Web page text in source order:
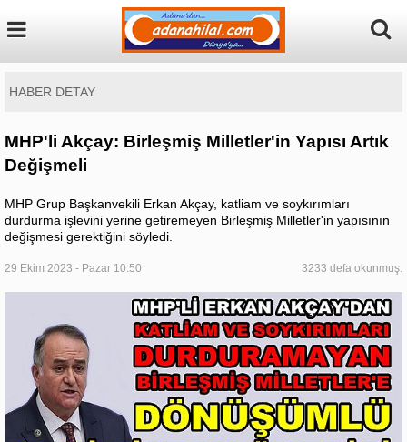
HABER DETAY
MHP'li Akçay: Birleşmiş Milletler'in Yapısı Artık
Değişmeli
MHP Grup Başkanvekili Erkan Akçay, katliam ve soykırımları
durdurma işlevini yerine getiremeyen Birleşmiş Milletler'in yapısının
değişmesi gerektiğini söyledi.
29 Ekim 2023 - Pazar 10:50 3233 defa okunmuş.